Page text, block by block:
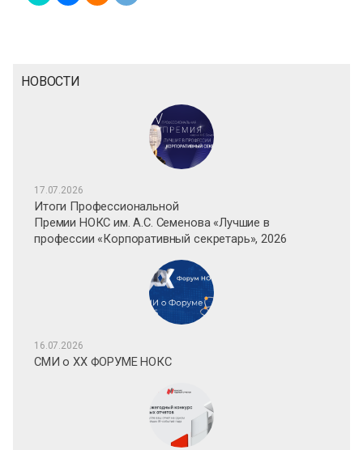
НОВОСТИ
17.07.2026
Итоги Профессиональной
Премии НОКС им. А.С. Семенова «Лучшие в
профессии «Корпоративный секретарь», 2026
16.07.2026
СМИ о XX ФОРУМЕ НОКС